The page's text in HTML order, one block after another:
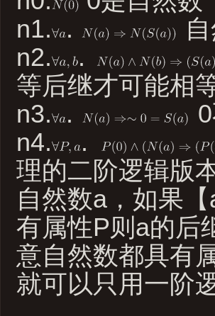
n1. .
n2.
.
等后继才可能相
n3. .
n4.
.
理的二阶逻辑版
自然数a，如果
有属性P则a的后
意自然数都具有
就可以只用一阶